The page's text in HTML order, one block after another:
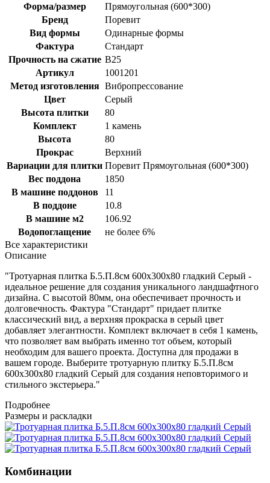
Форма/размер
Прямоугольная (600*300)
Бренд
Поревит
Вид формы
Одинарные формы
Фактура
Стандарт
Прочность на сжатие B25
Артикул
1001201
Метод изготовления Вибропрессование
Цвет
Серый
Высота плитки
80
Комплект
1 камень
Высота
80
Прокрас
Верхний
Вариации для плитки Поревит Прямоугольная (600*300)
Вес поддона
1850
В машине поддонов
11
В поддоне
10.8
В машине м2
106.92
Водопоглащение
не более 6%
Все характеристики
Описание
"Тротуарная плитка Б.5.П.8см 600х300х80 гладкий Серый -
идеальное решение для создания уникального ландшафтного
дизайна. С высотой 80мм, она обеспечивает прочность и
долговечность. Фактура "Стандарт" придает плитке
классический вид, а верхняя прокраска в серый цвет
добавляет элегантности. Комплект включает в себя 1 камень,
что позволяет вам выбрать именно тот объем, который
необходим для вашего проекта. Доступна для продажи в
вашем городе. Выберите тротуарную плитку Б.5.П.8см
600х300х80 гладкий Серый для создания неповторимого и
стильного экстерьера."
Подробнее
Размеры и раскладки
Комбинации